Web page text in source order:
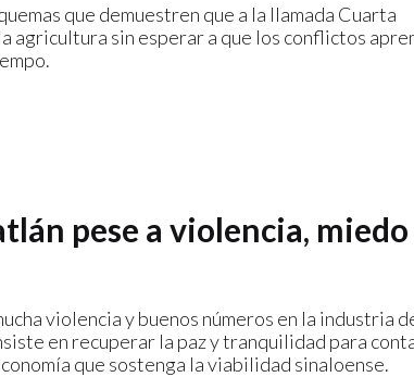
que demuestren que a la llamada Cuarta
agricultura sin esperar a que los conflictos
pese a violencia,
violencia y buenos números en la industria
en recuperar la paz y tranquilidad para
que sostenga la viabilidad sinaloense.